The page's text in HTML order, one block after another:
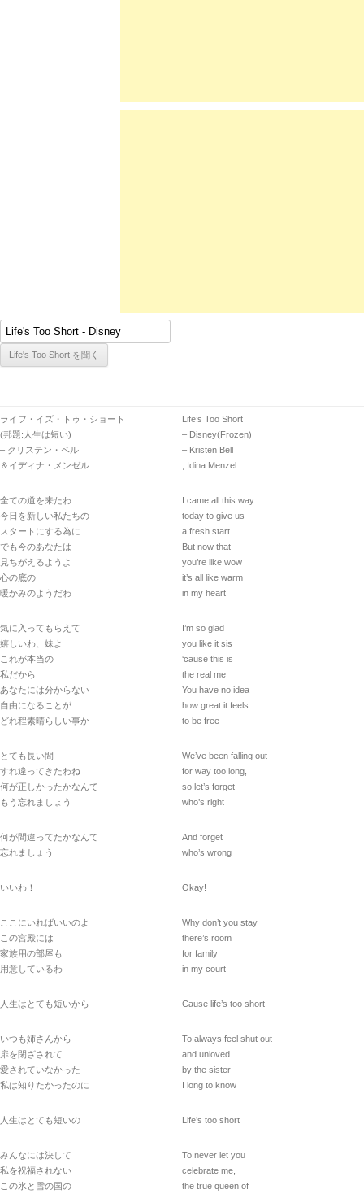
ライフ・イズ・トゥ・ショート
(邦題:人生は短い)
– クリステン・ベル
＆イディナ・メンゼル
全ての道を来たわ
今日を新しい私たちの
スタートにする為に
でも今のあなたは
見ちがえるようよ
心の底の
暖かみのようだわ
気に入ってもらえて
嬉しいわ、妹よ
これが本当の
私だから
あなたには分からない
自由になることが
どれ程素晴らしい事か
とても長い間
すれ違ってきたわね
何が正しかったかなんて
もう忘れましょう
何が間違ってたかなんて
忘れましょう
いいわ！
ここにいればいいのよ
この宮殿には
家族用の部屋も
用意しているわ
人生はとても短いから
いつも姉さんから
扉を閉ざされて
愛されていなかった
私は知りたかったのに
人生はとても短いの
みんなには決して
私を祝福されない
この氷と雪の国の
Life’s Too Short
– Disney(Frozen)
– Kristen Bell
, Idina Menzel
I came all this way
today to give us
a fresh start
But now that
you’re like wow
it’s all like warm
in my heart
I’m so glad
you like it sis
‘cause this is
the real me
You have no idea
how great it feels
to be free
We’ve been falling out
for way too long,
so let’s forget
who’s right
And forget
who’s wrong
Okay!
Why don’t you stay
there’s room
for family
in my court
Cause life’s too short
To always feel shut out
and unloved
by the sister
I long to know
Life’s too short
To never let you
celebrate me,
the true queen of